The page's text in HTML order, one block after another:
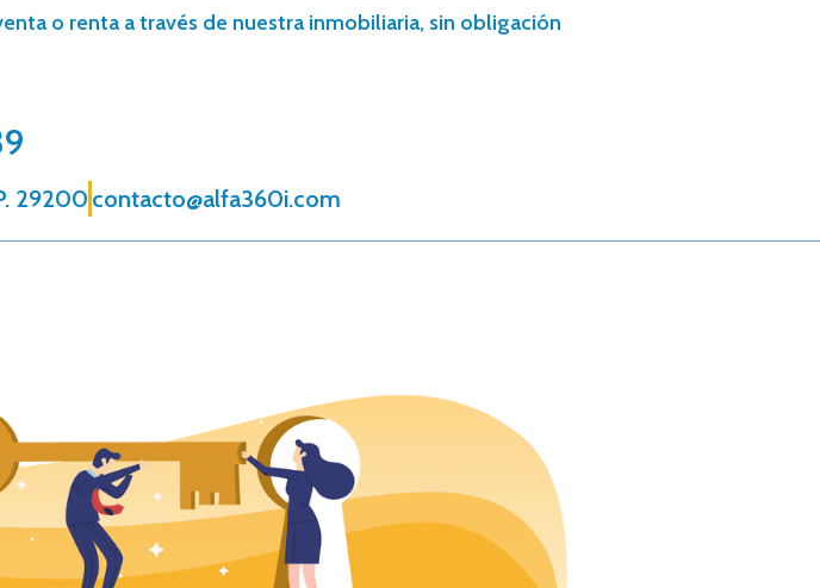
o renta a través de nuestra inmobiliaria, sin obligación
29200 contacto@alfa360i.com